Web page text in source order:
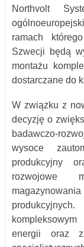
Northvolt
ramach
Szwecji będą
montażu
dostarczane do
W związku z
decyzję o
badawczo-
wysoce
produkcyjny
rozwojowe
energii oraz